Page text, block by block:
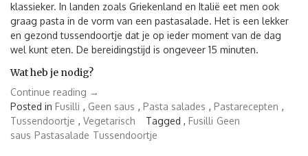
klassieker. In landen zoals Griekenland en Italië eet men ook
graag pasta in de vorm van een pastasalade. Het is een lekker
en gezond tussendoortje dat je op ieder moment van de dag
wel kunt eten. De bereidingstijd is ongeveer 15 minuten.
Wat heb je nodig?
Continue reading “Pastasalade
met
feta
fusilli
→
Posted in Fusilli , Geen saus , Pasta salades , Pastarecepten ,
Tussendoortje , Vegetarisch Tagged , Fusilli Geen
saus Pastasalade Tussendoortje